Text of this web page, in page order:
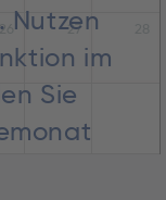
Nutzen
im
Sie
26 27